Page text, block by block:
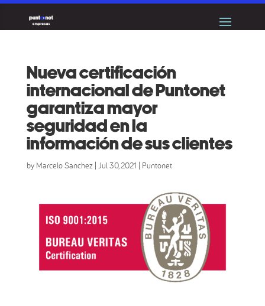
Nueva certificación
internacional de Puntonet
garantiza mayor
seguridad en la
información de sus clientes
by Marcelo Sanchez| Jul 30, 2021 | Puntonet